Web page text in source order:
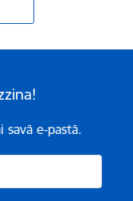
savā e-pastā.